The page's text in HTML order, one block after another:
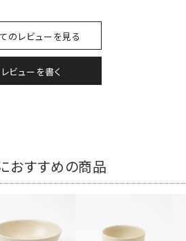
のレビューを見る
レビューを書く
おすすめの商品